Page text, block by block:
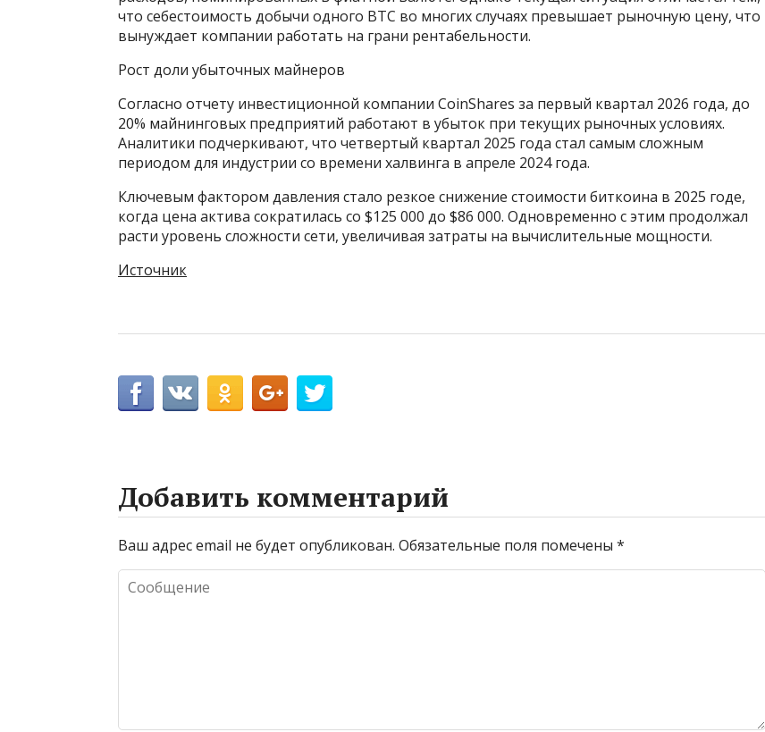
что себестоимость добычи одного BTC во многих случаях превышает рыночную цену, что
вынуждает компании работать на грани рентабельности.
Рост доли убыточных майнеров
Согласно отчету инвестиционной компании CoinShares за первый квартал 2026 года, до
20% майнинговых предприятий работают в убыток при текущих рыночных условиях.
Аналитики подчеркивают, что четвертый квартал 2025 года стал самым сложным
периодом для индустрии со времени халвинга в апреле 2024 года.
Ключевым фактором давления стало резкое снижение стоимости биткоина в 2025 годe,
когда цена актива сократилась со $125 000 до $86 000. Одновременно с этим продолжал
расти уровень сложности сети, увеличивая затраты на вычислительные мощности.
Источник
Добавить комментарий
Ваш адрес email не будет опубликован. Обязательные поля помечены *